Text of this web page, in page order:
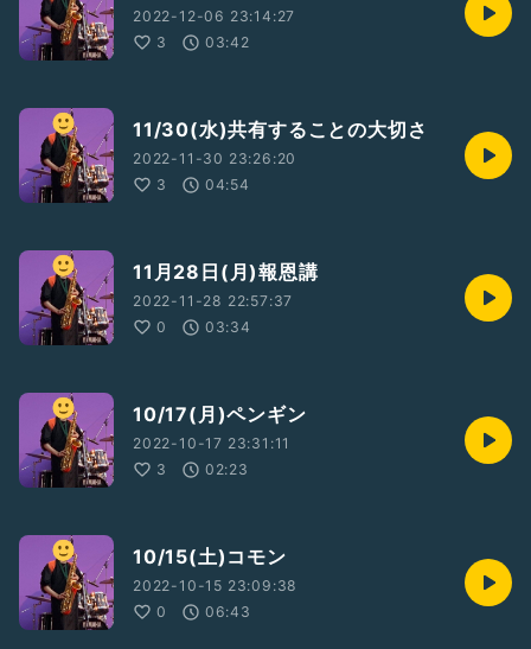
2022-12-06 23:14:27
3
03:42
11/30(水)共有することの大切さ
2022-11-30 23:26:20
3
04:54
11月28日(月)報恩講
2022-11-28 22:57:37
0
03:34
10/17(月)ペンギン
2022-10-17 23:31:11
3
02:23
10/15(土)コモン
2022-10-15 23:09:38
0
06:43